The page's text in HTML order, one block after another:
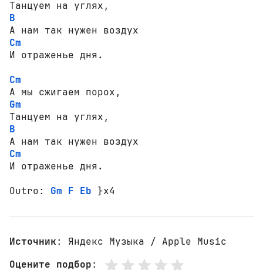
B
Cm
И отраженье дня.
Cm
Gm
B
Cm
И отраженье дня.
Outro: Gm F Eb }x4
Источник: Яндекс Музыка / Apple Music
Оцените подбор: